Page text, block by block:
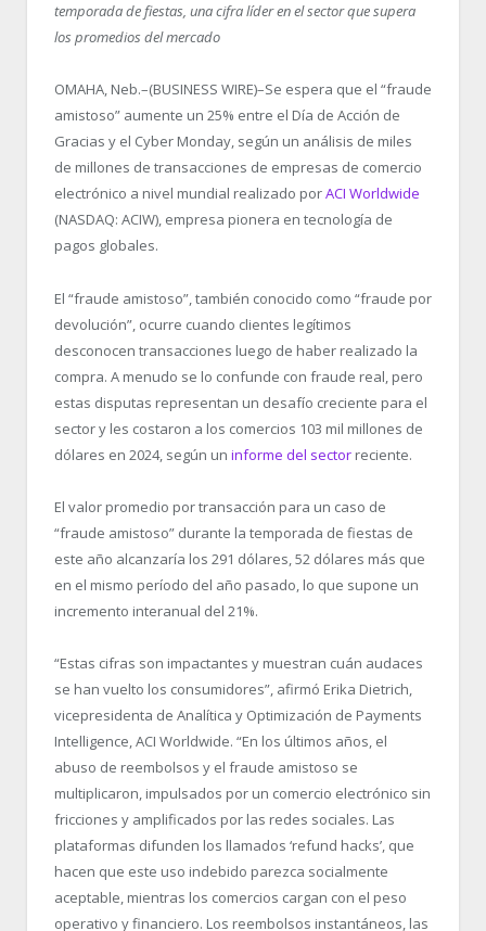
temporada de fiestas, una cifra líder en el sector que supera
los promedios del mercado
OMAHA, Neb.–(BUSINESS WIRE)–Se espera que el “fraude
amistoso” aumente un 25% entre el Día de Acción de
Gracias y el Cyber Monday, según un análisis de miles
de millones de transacciones de empresas de comercio
electrónico a nivel mundial realizado porACI Worldwide
(NASDAQ: ACIW), empresa pionera en tecnología de
pagos globales.
El “fraude amistoso”, también conocido como “fraude por
devolución”, ocurre cuando clientes legítimos
desconocen transacciones luego de haber realizado la
compra. A menudo se lo confunde con fraude real, pero
estas disputas representan un desafío creciente para el
sector y les costaron a los comercios 103 mil millones de
dólares en 2024, según un informe del sector reciente.
El valor promedio por transacción para un caso de
“fraude amistoso” durante la temporada de fiestas de
este año alcanzaría los 291 dólares, 52 dólares más que
en el mismo período del año pasado, lo que supone un
incremento interanual del 21%.
“Estas cifras son impactantes y muestran cuán audaces
se han vuelto los consumidores”, afirmó Erika Dietrich,
vicepresidenta de Analítica y Optimización de Payments
Intelligence, ACI Worldwide. “En los últimos años, el
abuso de reembolsos y el fraude amistoso se
multiplicaron, impulsados por un comercio electrónico sin
fricciones y amplificados por las redes sociales. Las
plataformas difunden los llamados ‘refund hacks’, que
hacen que este uso indebido parezca socialmente
aceptable, mientras los comercios cargan con el peso
operativo y financiero. Los reembolsos instantáneos, las